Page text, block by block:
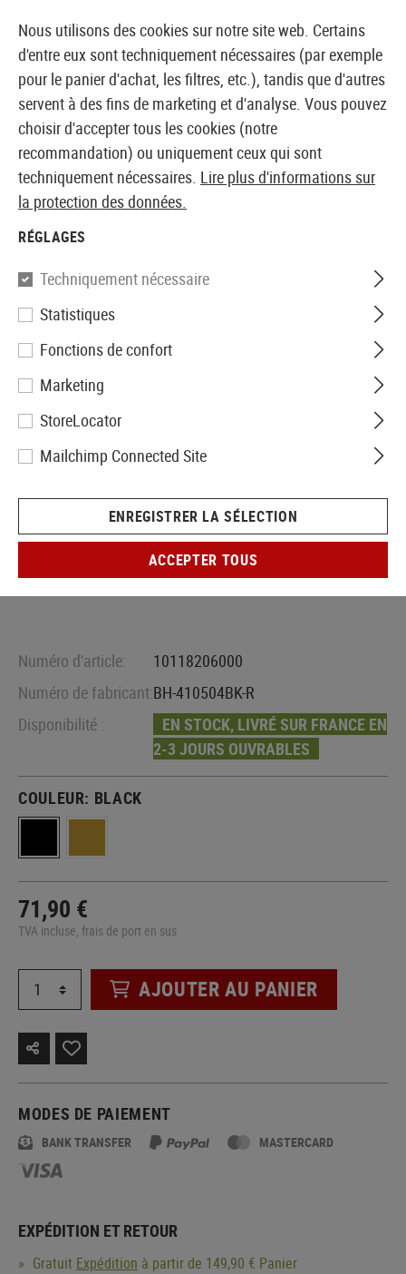
BOUTIQUE ET GROSSISTE EUROPÉEN AIRSOFT
Accueil Equipments Holsters Holsters de ceinture
Blackhawk
CQC SERPA Holster für M92
Numéro d'article:
10118206000
Numéro de fabricant:BH-410504BK-R
Disponibilité :
EN STOCK, LIVRÉ SUR FRANCE EN
2-3 JOURS OUVRABLES
COULEUR: BLACK
71,90 €
TVA incluse, frais de port en sus
AJOUTER AU PANIER
MODES DE PAIEMENT
BANK TRANSFER MASTERCARD
EXPÉDITION ET RETOUR
Gratuit Expédition à partir de 149,90 € Panier
Nous utilisons des cookies sur notre site web. Certains
d'entre eux sont techniquement nécessaires (par exemple
pour le panier d'achat, les filtres, etc.), tandis que d'autres
servent à des fins de marketing et d'analyse. Vous pouvez
choisir d'accepter tous les cookies (notre
recommandation) ou uniquement ceux qui sont
techniquement nécessaires. Lire plus d'informations sur
la protection des données.
RÉGLAGES
Techniquement nécessaire
Statistiques
Fonctions de confort
Marketing
StoreLocator
Mailchimp Connected Site
ENREGISTRER LA SÉLECTION
ACCEPTER TOUS